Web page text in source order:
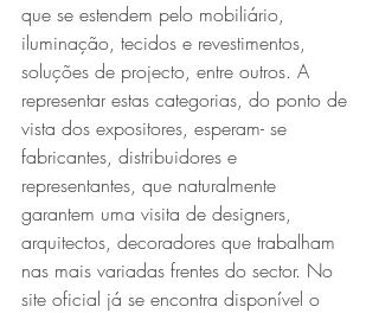
que se estendem pelo mobiliário,
iluminação, tecidos e revestimentos,
soluções de projecto, entre outros. A
representar estas categorias, do ponto de
vista dos expositores, esperam- se
fabricantes, distribuidores e
representantes, que naturalmente
garantem uma visita de designers,
arquitectos, decoradores que trabalham
nas mais variadas frentes do sector. No
site oficial já se encontra disponível o